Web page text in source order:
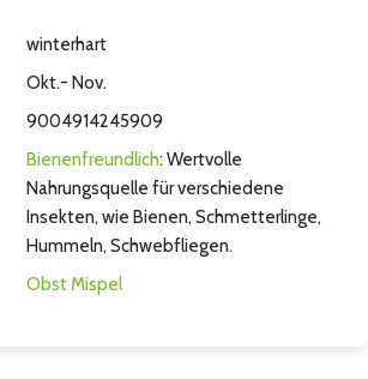
winterhart
Okt.- Nov.
9004914245909
Bienenfreundlich: Wertvolle
Nahrungsquelle für verschiedene
Insekten, wie Bienen, Schmetterlinge,
Hummeln, Schwebfliegen.
ObstMispel